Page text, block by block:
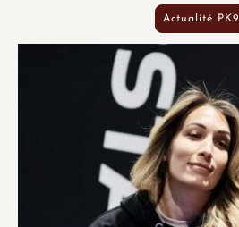
Actualité PK9